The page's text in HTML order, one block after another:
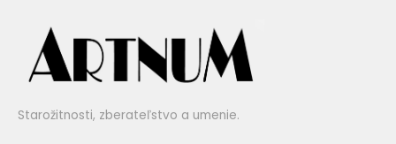
Starožitnosti, zberateľstvo a umenie.